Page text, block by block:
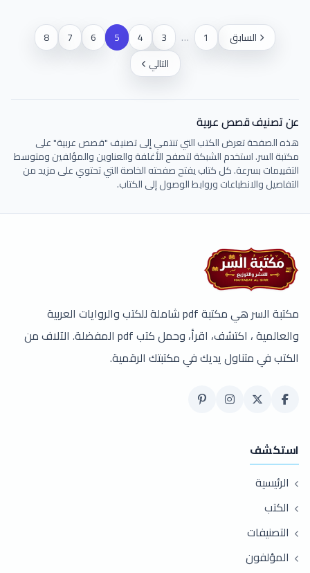
السابق 1
…
3
4
5
6
7
8
التالي
عن تصنيف قصص عربية
هذه الصفحة تعرض الكتب التي تنتمي إلى تصنيف "قصص عربية" على
مكتبة السر. استخدم الشبكة لتصفح الأغلفة والعناوين والمؤلفين ومتوسط
التقييمات بسرعة. كل كتاب يفتح صفحته الخاصة التي تحتوي على مزيد من
التفاصيل والانطباعات وروابط الوصول إلى الكتاب.
مكتبة السر هي مكتبة pdf شاملة للكتب والروايات العربية
والعالمية ، اكتشف، اقرأ، وحمل كتب pdf المفضلة. الآلاف من
الكتب في متناول يديك في مكتبتك الرقمية.
استكشف
الرئيسية
الكتب
التصنيفات
المؤلفون